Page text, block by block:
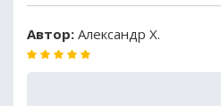
Автор: Александр Х.